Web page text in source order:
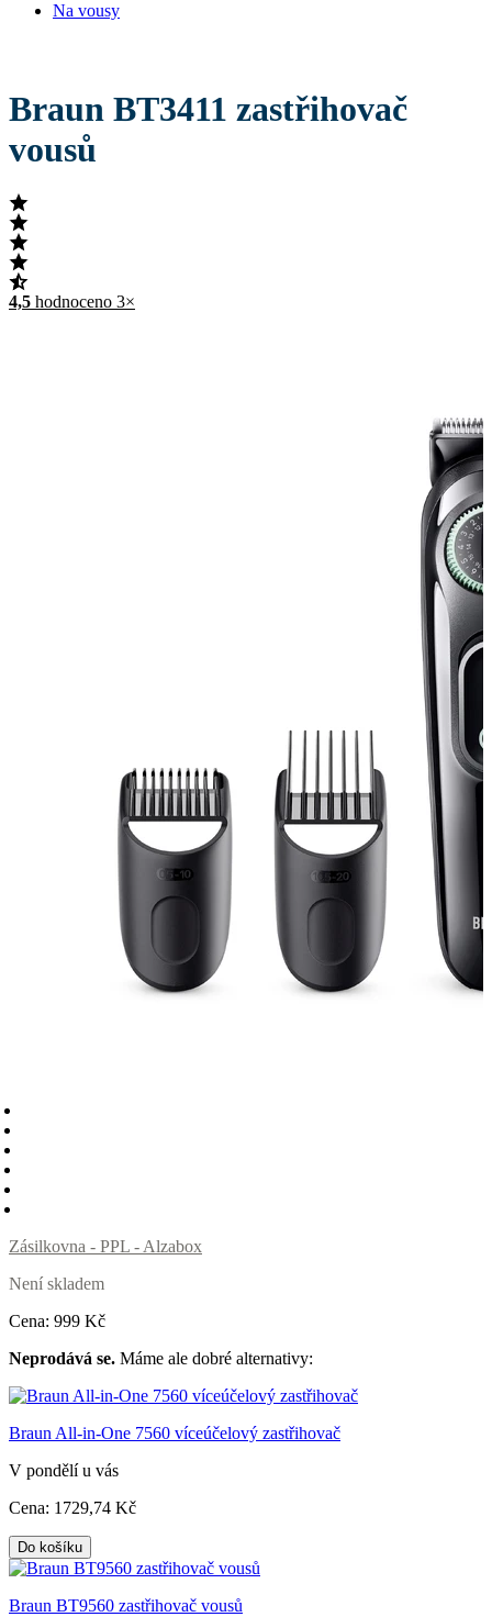
Na vousy
Braun BT3411 zastřihovač
vousů
4,5 hodnoceno 3×
Zásilkovna - PPL - Alzabox
Není skladem
Cena: 999 Kč
Neprodává se. Máme ale dobré alternativy:
Braun All-in-One 7560 víceúčelový zastřihovač
V pondělí u vás
Cena: 1729,74 Kč
Do košíku
Braun BT9560 zastřihovač vousů